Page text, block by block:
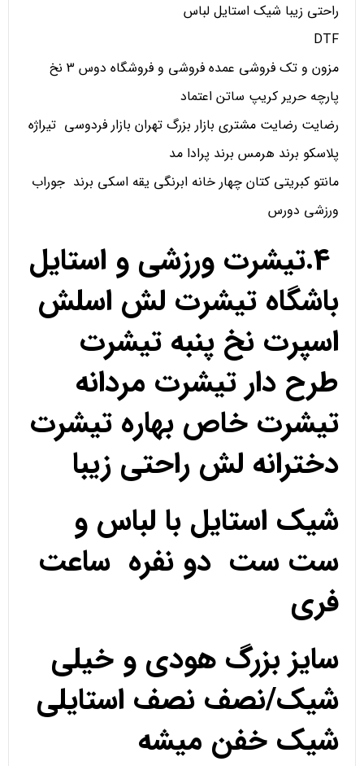
راحتی زیبا شیک استایل لباس
DTF
مزون و تک فروشی عمده فروشی و فروشگاه دوس 3 نخ
پارچه حریر کریپ ساتن اعتماد
رضایت رضایت مشتری بازار بزرگ تهران بازار فردوسی تیراژه
پلاسکو برند هرمس برند پرادا مد
مانتو کبریتی کتان چهار خانه ابرنگی یقه اسکی برند جوراب
ورزشی دورس
4.تیشرت ورزشی و استایل
باشگاه تیشرت لش اسلش
اسپرت نخ پنبه تیشرت
طرح دار تیشرت مردانه
تیشرت خاص بهاره تیشرت
دخترانه لش راحتی زیبا
شیک استایل با لباس و
ست ست دو نفره ساعت
فری
سایز بزرگ هودی و خیلی
شیک/نصف نصف استایلی
شیک خفن میشه